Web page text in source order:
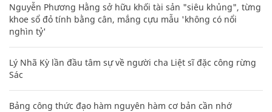
Nguyễn Phương Hằng sở hữu khối tài sản "siêu khủng", từng
khoe sổ đỏ tính bằng cân, mắng cựu mẫu 'không có nổi
nghìn tỷ'
Lý Nhã Kỳ lần đầu tâm sự về người cha Liệt sĩ đặc công rừng
Sác
Bảng công thức đạo hàm nguyên hàm cơ bản cần nhớ